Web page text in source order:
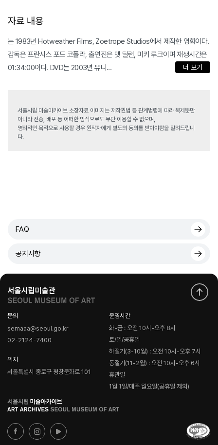
자료 내용
는 1983년 Hotweather Films, Zoetrope Studios에서 제작한 영화이다.
감독은 프란시스 포드 코폴라, 출연진은 맷 딜런, 미키 루크이며 재생시간은
01:34:00이다. DVD는 2003년 유니...
더 보기
서울시립 미술아카이브 소장자료 이미지는 저작권법 등 관계법령에 따라 복제뿐만
아니라 전송, 배포 등 어떠한 방식으로도 무단 이용할 수 없으며,
영리적인 목적으로 사용할 경우 원작자에게 별도의 동의를 받아야함을 알려드립니
다.
FAQ
공지사항
문의
semaaa@seoul.go.kr
02-2124-7400
위치
서울특별시 종로구 평창문화로 101
운영시간
화-금 : 오전 10시-오후 8시
토/일/공휴일
하절기(3-10월) : 오전 10시-오후 7시
동절기(11-2월) : 오전 10시-오후 6시
휴관일
1월 1일/매주 월요일(공휴일 제외)
로
고